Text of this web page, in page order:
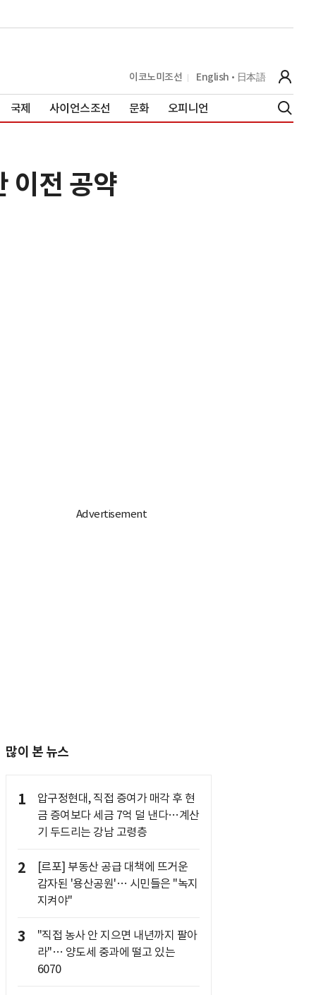
이코노미조선 English 日本語
국제 사이언스조선 문화 오피니언
이전 공약
많이 본 뉴스
1
압구정현대, 직접 증여가 매각 후 현
금 증여보다 세금 7억 덜 낸다…계산
기 두드리는 강남 고령층
2
[르포] 부동산 공급 대책에 뜨거운
감자된 '용산공원'… 시민들은 "녹지
지켜야"
3
"직접 농사 안 지으면 내년까지 팔아
라"… 양도세 중과에 떨고 있는
6070